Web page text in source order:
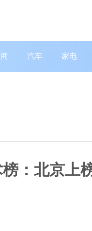
汽车 家电
：北京上